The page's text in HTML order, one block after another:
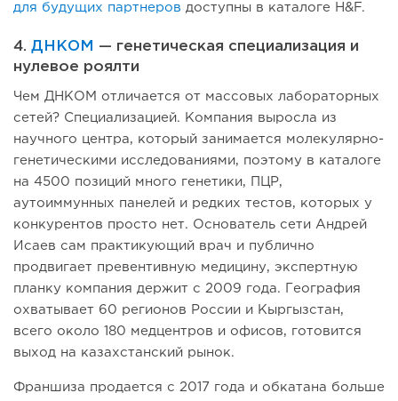
для будущих партнеров доступны в каталоге H&F.
4. ДНКОМ
— генетическая специализация и
нулевое роялти
Чем ДНКОМ отличается от массовых лабораторных
сетей? Специализацией. Компания выросла из
научного центра, который занимается молекулярно-
генетическими исследованиями, поэтому в каталоге
на 4500 позиций много генетики, ПЦР,
аутоиммунных панелей и редких тестов, которых у
конкурентов просто нет. Основатель сети Андрей
Исаев сам практикующий врач и публично
продвигает превентивную медицину, экспертную
планку компания держит с 2009 года. География
охватывает 60 регионов России и Кыргызстан,
всего около 180 медцентров и офисов, готовится
выход на казахстанский рынок.
Франшиза продается с 2017 года и обкатана больше